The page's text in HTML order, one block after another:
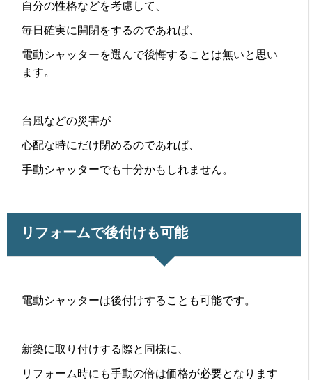
自分の性格などを考慮して、
毎日確実に開閉をするのであれば、
電動シャッターを選んで後悔することは無いと思い
ます。
台風などの災害が
心配な時にだけ閉めるのであれば、
手動シャッターでも十分かもしれません。
リフォームで後付けも可能
電動シャッターは後付けすることも可能です。
新築に取り付けする際と同様に、
リフォーム時にも手動の倍は価格が必要となります